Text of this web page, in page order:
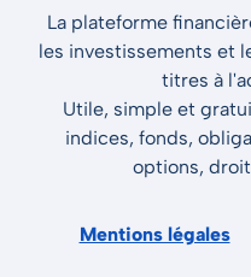
La plateforme
les investissements et
titres à
Utile, simple et
indices, fonds,
options,
Mentions légales